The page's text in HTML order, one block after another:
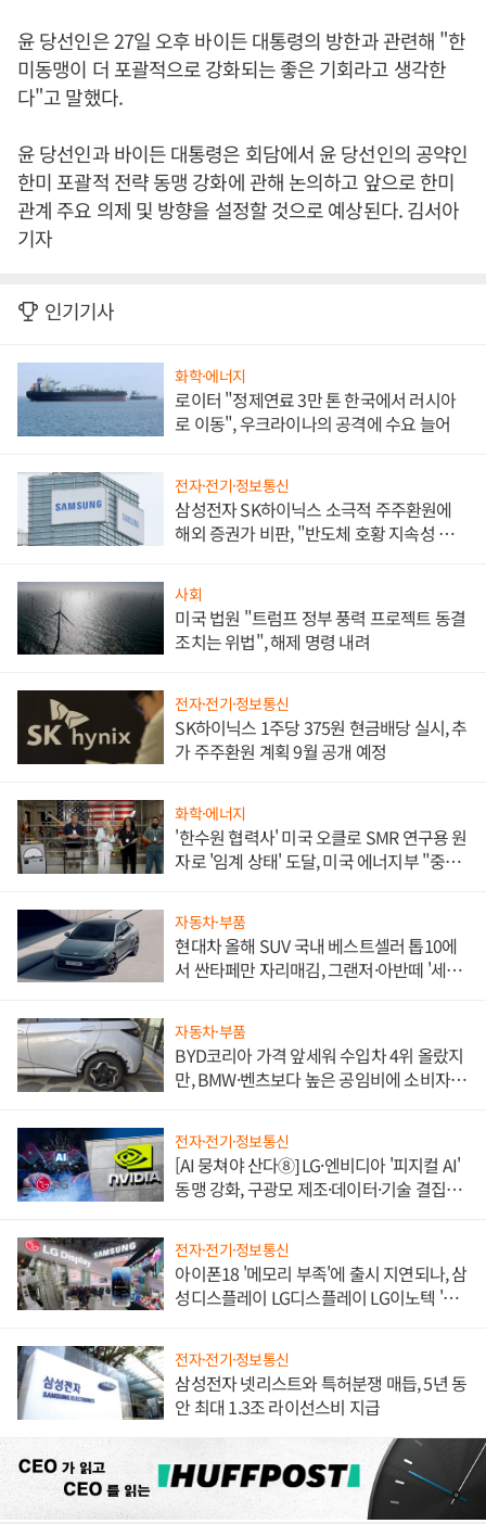
윤 당선인은 27일 오후 바이든 대통령의 방한과 관련해 "한
미동맹이 더 포괄적으로 강화되는 좋은 기회라고 생각한
다"고 말했다.
윤 당선인과 바이든 대통령은 회담에서 윤 당선인의 공약인
한미 포괄적 전략 동맹 강화에 관해 논의하고 앞으로 한미
관계 주요 의제 및 방향을 설정할 것으로 예상된다. 김서아
기자
인기기사
화학·에너지
로이터 "정제연료 3만 톤 한국에서 러시아
로 이동", 우크라이나의 공격에 수요 늘어
전자·전기·정보통신
삼성전자 SK하이닉스 소극적 주주환원에
해외 증권가 비판, "반도체 호황 지속성 의
사회
미국 법원 "트럼프 정부 풍력 프로젝트 동결
조치는 위법", 해제 명령 내려
전자·전기·정보통신
SK하이닉스 1주당 375원 현금배당 실시, 추
가 주주환원 계획 9월 공개 예정
화학·에너지
'한수원 협력사' 미국 오클로 SMR 연구용 원
자로 '임계 상태' 도달, 미국 에너지부 "중요
자동차·부품
현대차 올해 SUV 국내 베스트셀러 톱10에
서 싼타페만 자리매김, 그랜저·아반떼 '세단
자동차·부품
BYD코리아 가격 앞세워 수입차 4위 올랐지
만, BMW·벤츠보다 높은 공임비에 소비자
전자·전기·정보통신
[AI 뭉쳐야 산다⑧] LG·엔비디아 '피지컬 AI'
동맹 강화, 구광모 제조·데이터·기술 결집
전자·전기·정보통신
아이폰18 '메모리 부족'에 출시 지연되나, 삼
성디스플레이 LG디스플레이 LG이노텍 '탈
전자·전기·정보통신
삼성전자 넷리스트와 특허분쟁 매듭, 5년 동
안 최대 1.3조 라이선스비 지급